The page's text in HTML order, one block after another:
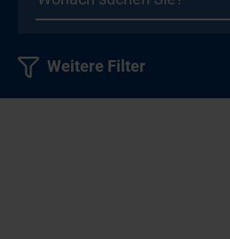
Weitere Filter